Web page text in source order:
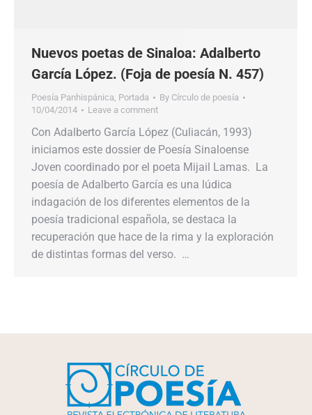
Nuevos poetas de Sinaloa: Adalberto
García López. (Foja de poesía N. 457)
Poesía Panhispánica, Portada By Círculo de poesía
10/04/2014
Leave a comment
Con Adalberto García López (Culiacán, 1993)
iniciamos este dossier de Poesía Sinaloense
Joven coordinado por el poeta Mijail Lamas. La
poesía de Adalberto García es una lúdica
indagación de los diferentes elementos de la
poesía tradicional española, se destaca la
recuperación que hace de la rima y la exploración
de distintas formas del verso. …